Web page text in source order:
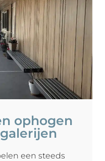
ophogen
een steeds